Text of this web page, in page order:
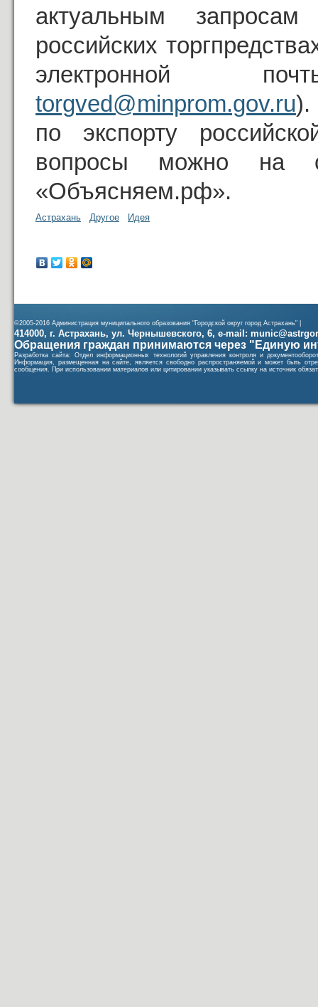
актуальным
российских
электронной
torgved@minprom.gov.ru).
по экспорту
вопросы можно на
«Объясняем.рф».
Астрахань Другое Идея
©2005-2016 Администрация муниципального образования "Городской округ город Астрахань" |
414000, г. Астрахань, ул. Чернышевского, 6, e-mail:
Обращения граждан принимаются через "Единую
Разработка сайта: Отдел информационных технологий управления контроля и
Информация, размещенная на сайте, является свободно распространяемой и может быть
сообщения. При использовании материалов или цитировании указывать ссылку на источник